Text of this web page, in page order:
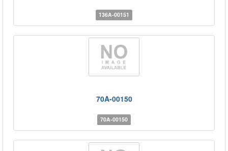
136A-00151
70A-00150
70A-00150